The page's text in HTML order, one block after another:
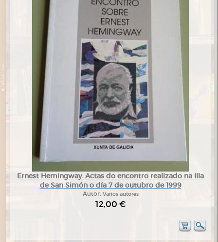
Ernest Hemingway. Actas do encontro realizado na Illa
de San Simón o día 7 de outubro de 1999
Autor: Varios autores
12,00 €